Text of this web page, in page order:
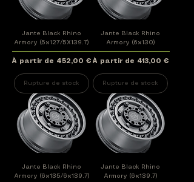
Jante Black Rhino
Armory (5x127/5X139.7)
À partir de 452,00 €
Prix promotionnel
Rupture de stock
Jante Black Rhino
Armory (6x130)
À partir de 413,00 €
Prix promotionnel
Rupture de stock
Jante Black Rhino
Armory (6x135/6x139.7)
Jante Black Rhino
Armory (6x139.7)